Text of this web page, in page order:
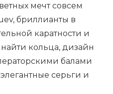
мечт совсем
бриллианты в
каратности и
кольца, дизайн
балами
серьги и